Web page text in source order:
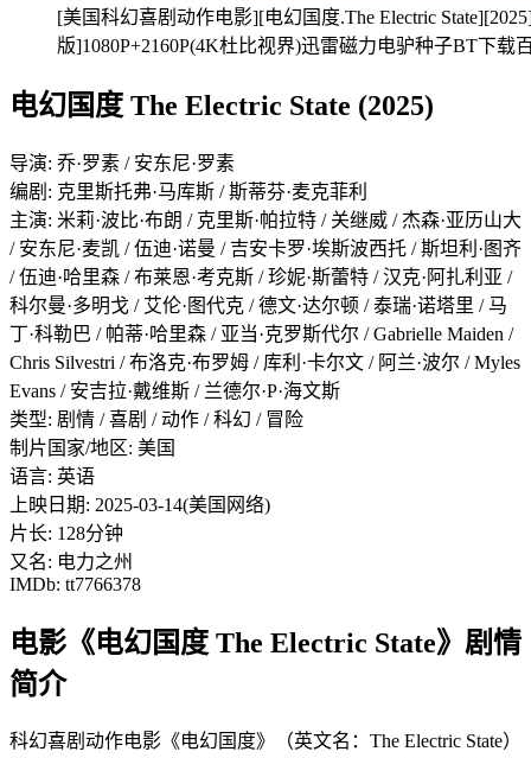
[美国科幻喜剧动作电影][电幻国度.The Electric
版]1080P+2160P(4K杜比视界)迅雷磁力电驴种子BT下载
电幻国度 The Electric State (2025)
导演: 乔·罗素 / 安东尼·罗素
编剧: 克里斯托弗·马库斯 / 斯蒂芬·麦克菲利
主演: 米莉·波比·布朗 / 克里斯·帕拉特 / 关继威 / 杰森·亚历山大
/ 安东尼·麦凯 / 伍迪·诺曼 / 吉安卡罗·埃斯波西托 / 斯坦利·图齐
/ 伍迪·哈里森 / 布莱恩·考克斯 / 珍妮·斯蕾特 / 汉克·阿扎利亚 /
科尔曼·多明戈 / 艾伦·图代克 / 德文·达尔顿 / 泰瑞·诺塔里 / 马
丁·科勒巴 / 帕蒂·哈里森 / 亚当·克罗斯代尔 / Gabrielle Maiden /
Chris Silvestri / 布洛克·布罗姆 / 库利·卡尔文 / 阿兰·波尔 / Myles
Evans / 安吉拉·戴维斯 / 兰德尔·P·海文斯
类型: 剧情 / 喜剧 / 动作 / 科幻 / 冒险
制片国家/地区: 美国
语言: 英语
上映日期: 2025-03-14(美国网络)
片长: 128分钟
又名: 电力之州
IMDb: tt7766378
电影《电幻国度 The Electric State》剧情
简介
科幻喜剧动作电影《电幻国度》（英文名：The Electric State）